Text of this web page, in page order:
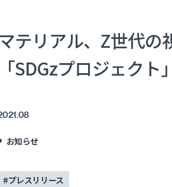
マテリアル、Z世代の
「SDGzプロジェク
お知らせ
#プレスリリース